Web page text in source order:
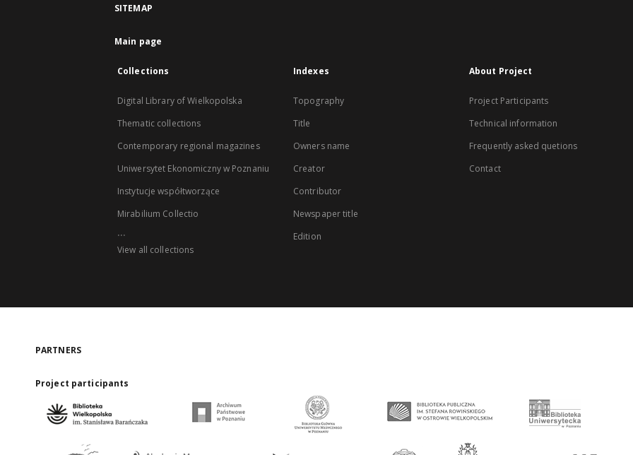
SITEMAP
Main page
Collections
Digital Library of Wielkopolska
Thematic collections
Contemporary regional magazines
Uniwersytet Ekonomiczny w Poznaniu
Instytucje współtworzące
Mirabilium Collectio
...
View all collections
Indexes
Topography
Title
Owners name
Creator
Contributor
Newspaper title
Edition
About Project
Project Participants
Technical information
Frequently asked quetions
Contact
PARTNERS
Project participants